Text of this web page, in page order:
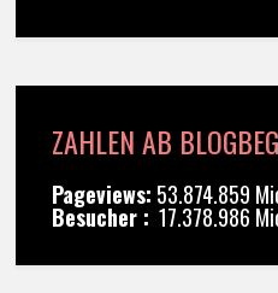
ZAHLEN AB
Pageviews: 53.874.859
Besucher : 17.378.986